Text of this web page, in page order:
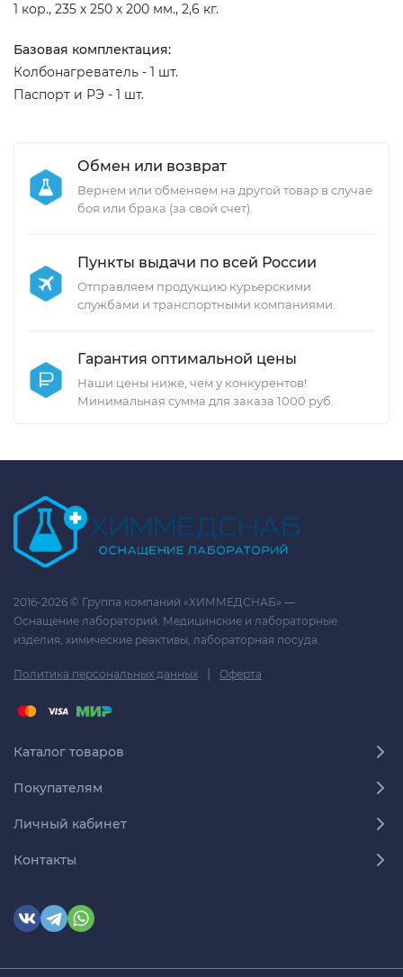
1 кор., 235 х 250 х 200 мм., 2,6 кг.
Базовая комплектация:
Колбонагреватель - 1 шт.
Паспорт и РЭ - 1 шт.
Обмен или возврат
Вернем или обменяем на другой товар в случае
боя или брака (за свой счет).
Пункты выдачи по всей России
Отправляем продукцию курьерскими
службами и транспортными компаниями.
Гарантия оптимальной цены
Наши цены ниже, чем у конкурентов!
Минимальная сумма для заказа 1000 руб.
2016-2026 © Группа компаний «ХИММЕДСНАБ» —
Оснащение лабораторий. Медицинские и лабораторные
изделия, химические реактивы, лабораторная посуда.
Политика персональных данных | Оферта
Каталог товаров
Покупателям
Личный кабинет
Контакты